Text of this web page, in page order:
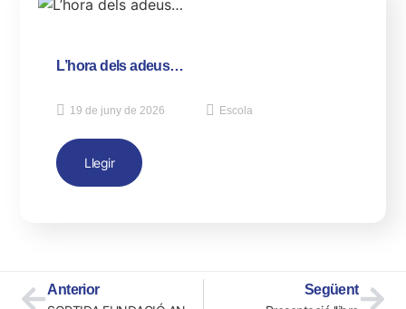
L’hora dels adeus…
19 de juny de 2026 Escola
Llegir
Anterior
Següent